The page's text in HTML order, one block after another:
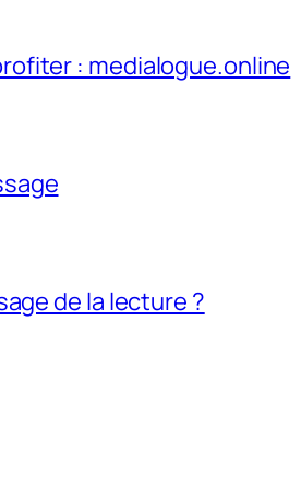
: medialogue.online
de la lecture ?